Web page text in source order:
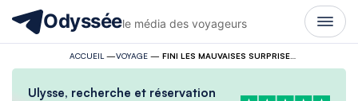
Odysséele média des voyageurs
ACCUEIL —VOYAGE— FINI LES MAUVAISES SURPRISES TRANSAVIA INCLUT LE BAGAGE CABINE DANS SON NOUVEAU TARIF
Ulysse, recherche et réservation